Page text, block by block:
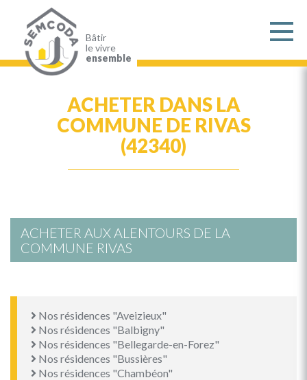
contenu
principal
Bâtir
le vivre
ensemble
ACHETER DANS LA
COMMUNE DE RIVAS
(42340)
ACHETER AUX ALENTOURS DE LA
COMMUNE RIVAS
Nos résidences "Aveizieux"
Nos résidences "Balbigny"
Nos résidences "Bellegarde-en-Forez"
Nos résidences "Bussières"
Nos résidences "Chambéon"